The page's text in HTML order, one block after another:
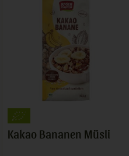
Kakao Bananen Müsli